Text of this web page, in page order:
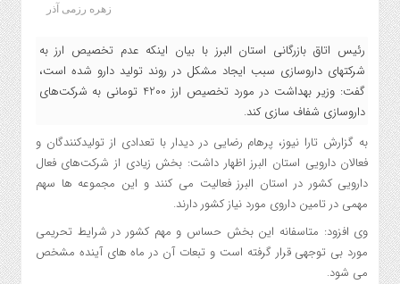
زهره رزمی آذر
رئیس اتاق بازرگانی استان البرز با بیان اینکه عدم تخصیص ارز به
شرکتهای داروسازی سبب ایجاد مشکل در روند تولید دارو شده است،
گفت: وزیر بهداشت در مورد تخصیص ارز 4200 تومانی به شرکت‌های
داروسازی شفاف سازی کند.
به گزارش تارا نیوز، پرهام رضایی در دیدار با تعدادی از تولیدکنندگان و
فعالان دارویی استان البرز اظهار داشت: بخش زیادی از شرکت‌های فعال
دارویی کشور در استان البرز فعالیت می کنند و این مجموعه ها سهم
مهمی در تامین داروی مورد نیاز کشور دارند.
وی افزود: متاسفانه این بخش حساس و مهم کشور در شرایط تحریمی
مورد بی توجهی قرار گرفته است و تبعات آن در ماه های آینده مشخص
می شود.